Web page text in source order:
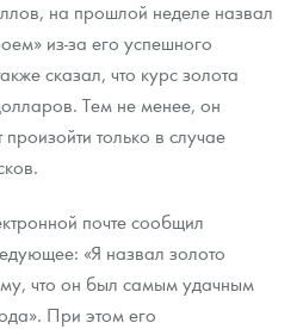
на прошлой неделе назвал
из-за его успешного
сказал, что курс золота
Тем не менее, он
только в случае
почте сообщил
«Я назвал золото
что он был самым удачным
При этом его